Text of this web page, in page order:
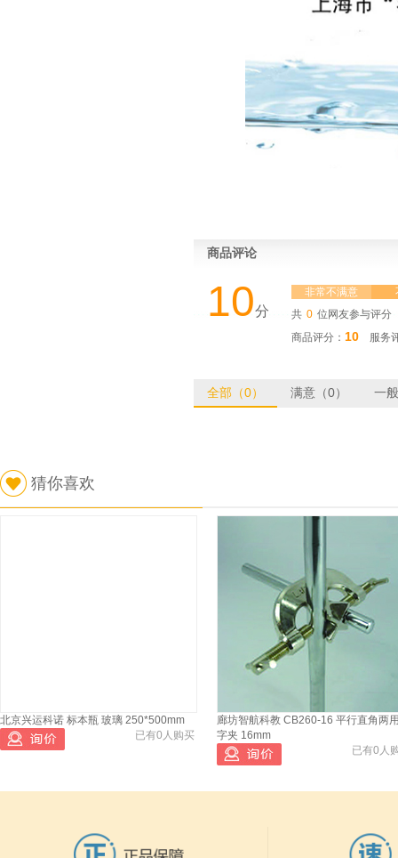
商品评论
10分
非常不满意
共 0 位网友参与评分
商品评分： 10 服务
全部（0） 满意（0） 一
猜你喜欢
北京兴运科诺 标本瓶 玻璃 250*500mm
已有0人购买
廊坊智航科教 CB260-16 平行直角两
字夹 16mm
已有0人